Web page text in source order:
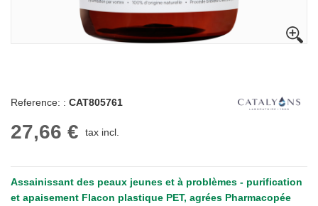
Reference: : CAT805761
27,66 € tax incl.
Assainissant des peaux jeunes et à problèmes - purification
et apaisement Flacon plastique PET, agrées Pharmacopée